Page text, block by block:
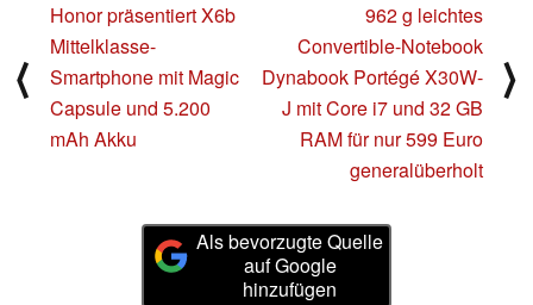
⟨
Honor präsentiert X6b
Mittelklasse-
Smartphone mit Magic
Capsule und 5.200
mAh Akku
962 g leichtes
Convertible-Notebook
Dynabook Portégé X30W-
J mit Core i7 und 32 GB
RAM für nur 599 Euro
generalüberholt
⟩
Als bevorzugte Quelle
auf Google
hinzufügen